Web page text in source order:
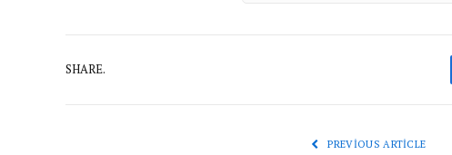
SHARE.
PREVIOUS ARTICLE